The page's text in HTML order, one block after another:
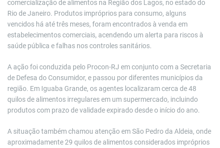
comercialização de alimentos na Região dos Lagos, no estado do
Rio de Janeiro. Produtos impróprios para consumo, alguns
vencidos há até três meses, foram encontrados à venda em
estabelecimentos comerciais, acendendo um alerta para riscos à
saúde pública e falhas nos controles sanitários.
A ação foi conduzida pelo Procon-RJ em conjunto com a Secretaria
de Defesa do Consumidor, e passou por diferentes municípios da
região. Em Iguaba Grande, os agentes localizaram cerca de 48
quilos de alimentos irregulares em um supermercado, incluindo
produtos com prazo de validade expirado desde o início do ano.
A situação também chamou atenção emSão Pedro da Aldeia, onde
aproximadamente 29 quilos de alimentos considerados impróprios